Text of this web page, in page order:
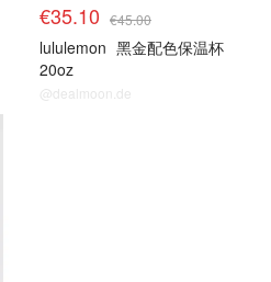
€35.10 €45.00
lululemon 黑金配色保温杯
20oz
@dealmoon.de